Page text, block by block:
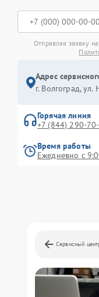
Отправляя заявку
Адрес
г. Волгоград, ул.
Горячая линия
+7 (844) 290-
Время работы
Ежедневно с
Сервисный